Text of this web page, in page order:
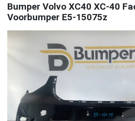
Bumper Volvo XC40 XC-40
Voorbumper E5-15075z